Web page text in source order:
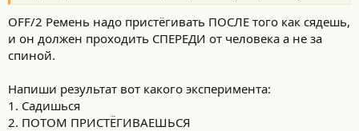
OFF/2 Ремень надо пристёгивать ПОСЛЕ того как сядешь,
и он должен проходить СПЕРЕДИ от человека а не за
спиной.
Напиши результат вот какого эксперимента:
1. Садишься
2. ПОТОМ ПРИСТЁГИВАЕШЬСЯ